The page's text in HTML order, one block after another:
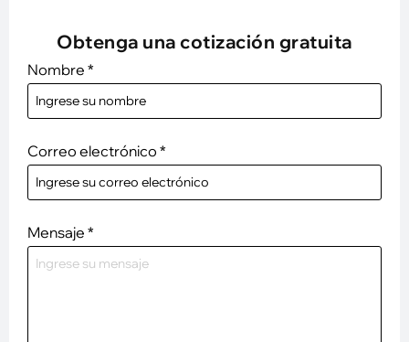
Obtenga una cotización gratuita
Nombre *
Correo electrónico *
Mensaje *